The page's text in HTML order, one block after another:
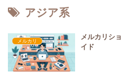
アジア系
メルカリ
メルカリシ
イド